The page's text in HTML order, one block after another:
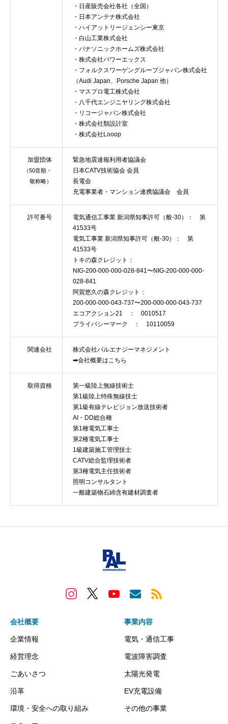
・日産販売会社各社（全国）
・日本アンテナ株式会社
・ハイアットリージェンシー東京
・白山工業株式会社
・パナソニックホームズ株式会社
・株式会社パワーエックス
・フォルクスワーゲングループジャパン株式会社
（Audi Japan、Porsche Japan 他）
・マスプロ電工株式会社
・八千代エンジニヤリング株式会社
・リコージャパン株式会社
・株式会社類設計室
・株式会社Looop
加盟団体
（50音順・
敬称略）
緊急地震速報利用者協議会
日本CATV技術協会 会員
長電会
充電事業者・マンション連携協議会 会員
許可番号
電気通信工事業 新潟県知事許可（般-30）： 第
41533号
電気工事業 新潟県知事許可（般-30）： 第
41533号
トキの森クレジット：
NIG-200-000-000-028-841〜NIG-200-000-000-
028-841
阿賀悠久の森クレジット：
200-000-000-043-737〜200-000-000-043-737
エコアクション21 ： 0010517
プライバシーマーク ： 10110059
関連会社
株式会社パルエナジーマネジメント
➡会社概要はこちら
取得資格
第一級陸上無線技術士
第1級陸上特殊無線技士
第1級有線テレビジョン放送技術者
AI・DD総合種
第1種電気工事士
第2種電気工事士
1級建築施工管理技士
CATV総合監理技術者
第3種電気主任技術者
照明コンサルタント
一般建築物石綿含有建材調査者
会社概要
企業情報
経営理念
ごあいさつ
沿革
環境・安全への取り組み
事業内容
電気・通信工事
電波障害調査
太陽光発電
EV充電設備
その他の事業